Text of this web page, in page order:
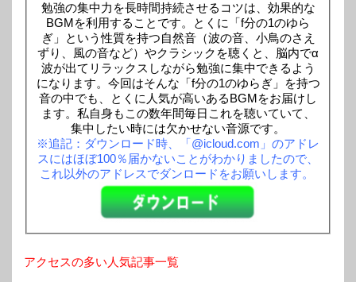
勉強の集中力を長時間持続させるコツは、効果的な
BGMを利用することです。とくに「f分の1のゆら
ぎ」という性質を持つ自然音（波の音、小鳥のさえ
ずり、風の音など）やクラシックを聴くと、脳内でα
波が出てリラックスしながら勉強に集中できるよう
になります。今回はそんな「f分の1のゆらぎ」を持つ
音の中でも、とくに人気が高いあるBGMをお届けし
ます。私自身もこの数年間毎日これを聴いていて、
集中したい時には欠かせない音源です。
※追記：ダウンロード時、「@icloud.com」のアドレ
スにはほぼ100％届かないことがわかりましたので、
これ以外のアドレスでダンロードをお願いします。
アクセスの多い人気記事一覧